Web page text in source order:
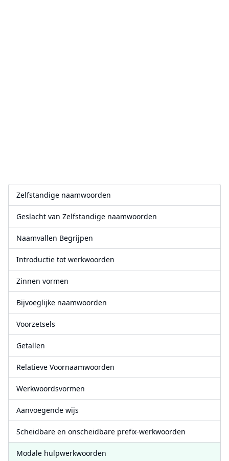
Zelfstandige naamwoorden
Geslacht van Zelfstandige naamwoorden
Naamvallen Begrijpen
Introductie tot werkwoorden
Zinnen vormen
Bijvoeglijke naamwoorden
Voorzetsels
Getallen
Relatieve Voornaamwoorden
Werkwoordsvormen
Aanvoegende wijs
Scheidbare en onscheidbare prefix-werkwoorden
Modale hulpwerkwoorden